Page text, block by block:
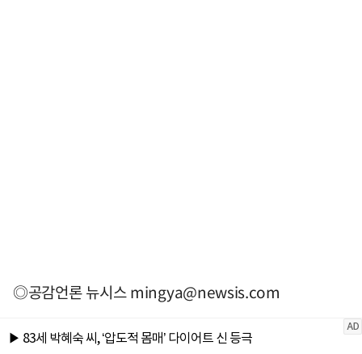
◎공감언론 뉴시스mingya@newsis.com